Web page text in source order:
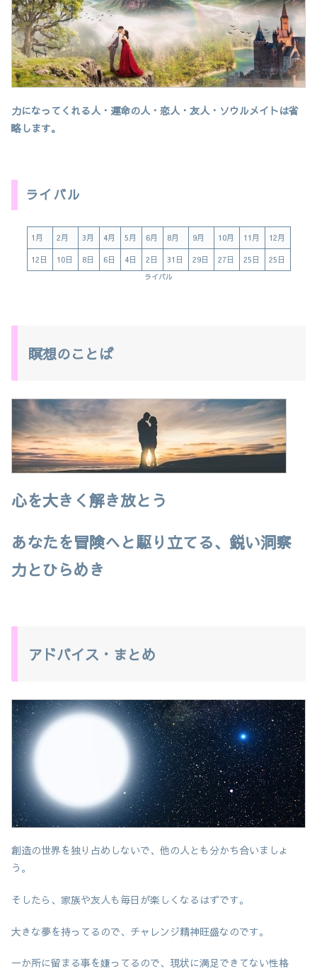
力になってくれる人・運命の人・恋人・友人・ソウルメイトは省
略します。
ライバル
1月 2月 3月 4月 5月 6月 8月 9月 10月 11月 12月
12日 10日 8日 6日 4日 2日 31日 29日 27日 25日 25日
ライバル
瞑想のことば
心を大きく解き放とう
あなたを冒険へと駆り立てる、鋭い洞察
力とひらめき
アドバイス・まとめ
創造の世界を独り占めしないで、他の人とも分かち合いましょ
う。
そしたら、家族や友人も毎日が楽しくなるはずです。
大きな夢を持ってるので、チャレンジ精神旺盛なのです。
一か所に留まる事を嫌ってるので、現状に満足できてない性格